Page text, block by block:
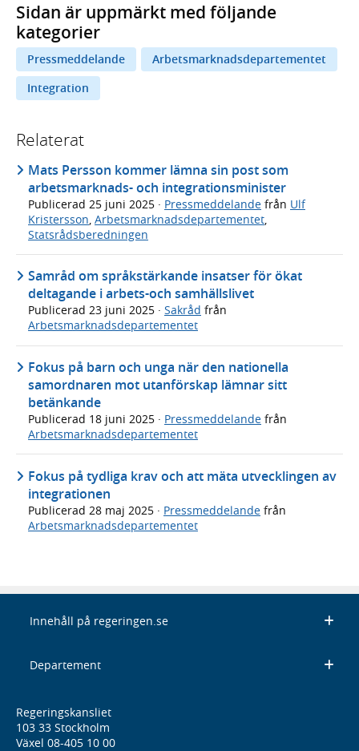
Sidan är uppmärkt med följande
kategorier
Pressmeddelande
Arbetsmarknadsdepartementet
Integration
Relaterat
Mats Persson kommer lämna sin post som
arbetsmarknads- och integrationsminister
Publicerad 25 juni 2025 · Pressmeddelande från Ulf
Kristersson Arbetsmarknadsdepartementet
Statsrådsberedningen
Samråd om språkstärkande insatser för ökat
deltagande i arbets-och samhällslivet
Publicerad 23 juni 2025 · Sakråd från
Arbetsmarknadsdepartementet
Fokus på barn och unga när den nationella
samordnaren mot utanförskap lämnar sitt
betänkande
Publicerad 18 juni 2025 · Pressmeddelande från
Arbetsmarknadsdepartementet
Fokus på tydliga krav och att mäta utvecklingen av
integrationen
Publicerad 28 maj 2025 · Pressmeddelande från
Arbetsmarknadsdepartementet
Innehåll på regeringen.se
Departement
Regeringskansliet
103 33 Stockholm
Växel 08-405 10 00